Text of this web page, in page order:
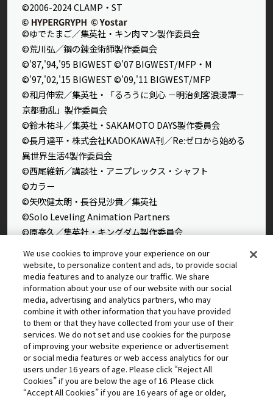
©2006-2024 CLAMP・ST
©ゆでたまご／集英社・キン肉マン製作委員会
©荒川弘／鋼の錬金術師製作委員会
©'87,'94,'95 BIGWEST ©'07 BIGWEST/MFP・M
©'97,'02,'15 BIGWEST ©'09,'11 BIGWEST/MFP
©和月伸宏／集英社・「るろうに剣心 －明治剣客浪漫譚－
京都動乱」製作委員会
©鈴木祐斗／集英社・SAKAMOTO DAYS製作委員会
©長月達平・株式会社KADOKAWA刊／Re:ゼロから始める
異世界生活4製作委員会
©西尾維新／講談社・アニプレックス・シャフト
©カラー
©矢吹健太朗・長谷見沙貴／集英社
©Solo Leveling Animation Partners
©原泰久／集英社・キングダム製作委員会
©石田スイ／集英社・東京喰種：re製作委員会
©外薗健／集英社
©タカヒロ・竹村洋平／集英社・魔防隊広報部
©高橋留美子／小学館・読売テレビ・サンライズ 2009
©藤本タツキ／集英社・ＭＡＰＰＡ
© 2025 MAPPA／チェンソーマンプロジェクト ©藤本タツ
キ／集英社
©星野桂／集英社
©理不尽な孫の手/MFブックス/「無職転生Ⅲ」製作委員会
We use cookies to improve your experience on our
website, to personalize content and ads, to provide social
media features and to analyze our traffic. We share
information about your use of our website with our social
media, advertising and analytics partners, who may
combine it with other information that you have provided
to them or that they have collected from your use of their
services. We do not set and use cookies for the purpose
of improving your website experience or advertisement
or social media features or web access analytics for our
users under 16 years of age. Please click “Reject All
Cookies” if you are below the age of 16. Please click
“Accept All Cookies” if you are 16 years of age or older,